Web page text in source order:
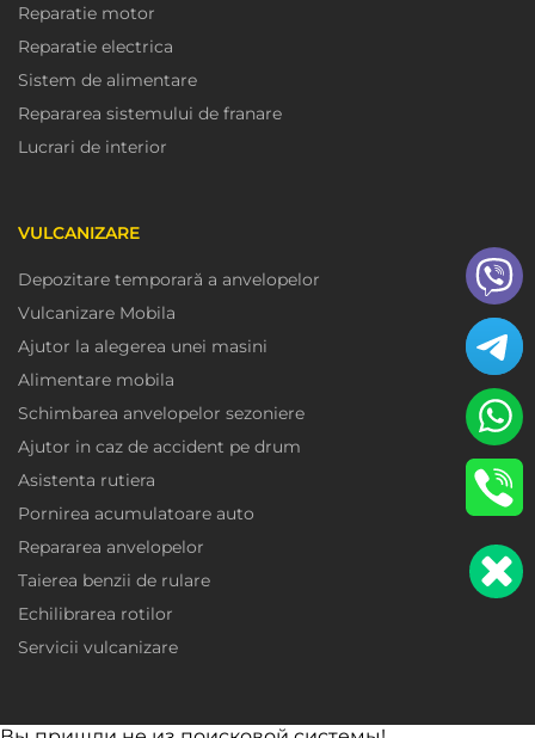
Reparatie motor
Reparatie electrica
Sistem de alimentare
Repararea sistemului de franare
Lucrari de interior
VULCANIZARE
Depozitare temporară a anvelopelor
Vulcanizare Mobila
Ajutor la alegerea unei masini
Alimentare mobila
Schimbarea anvelopelor sezoniere
Ajutor in caz de accident pe drum
Asistenta rutiera
Pornirea acumulatoare auto
Repararea anvelopelor
Taierea benzii de rulare
Echilibrarea rotilor
Servicii vulcanizare